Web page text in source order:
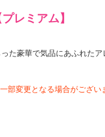
レミアム】
た豪華で気品にあふれたア
部変更となる場合がござい